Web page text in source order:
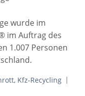
wurde im
im Auftrag des
1.007 Personen
Kfz-Recycling